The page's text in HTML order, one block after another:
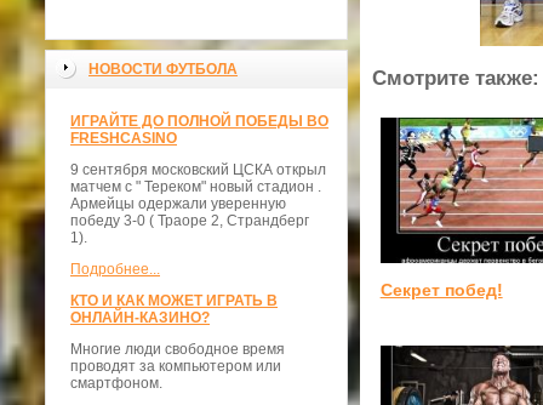
НОВОСТИ ФУТБОЛА
ИГРАЙТЕ ДО ПОЛНОЙ ПОБЕДЫ ВО
FRESHCASINO
9 сентября московский ЦСКА открыл
матчем с " Тереком" новый стадион .
Армейцы одержали уверенную
победу 3-0 ( Траоре 2, Страндберг
1).
Подробнее...
КТО И КАК МОЖЕТ ИГРАТЬ В
ОНЛАЙН-КАЗИНО?
Многие люди свободное время
проводят за компьютером или
смартфоном.
Смотрите также:
Секрет побед!